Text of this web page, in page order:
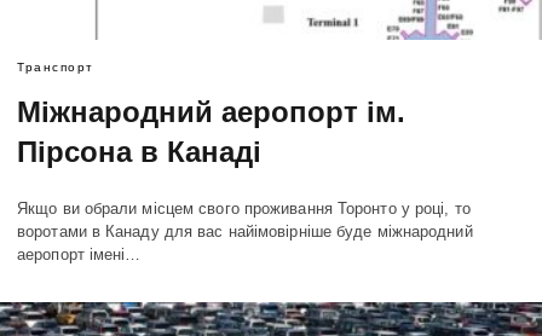
Транспорт
Міжнародний аеропорт ім.
Пірсона в Канаді
Якщо ви обрали місцем свого проживання Торонто у році, то
воротами в Канаду для вас найімовірніше буде міжнародний
аеропорт імені…